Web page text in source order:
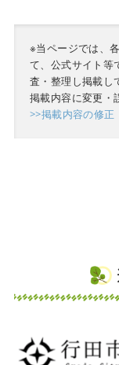
※当ページでは、
て、公式サイト等
査・整理し掲載し
掲載内容に変更・
>>掲載内容の修正